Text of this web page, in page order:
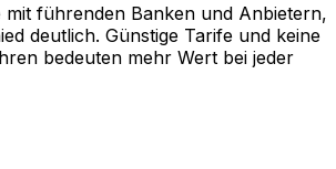
mit führenden Banken und Anbietern,
deutlich. Günstige Tarife und keine
bedeuten mehr Wert bei jeder